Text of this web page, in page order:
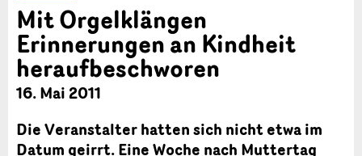
Mit Orgelklängen
Erinnerungen an Kindheit
heraufbeschworen
16. Mai 2011
Die Veranstalter hatten sich nicht etwa im
Datum geirrt. Eine Woche nach Muttertag